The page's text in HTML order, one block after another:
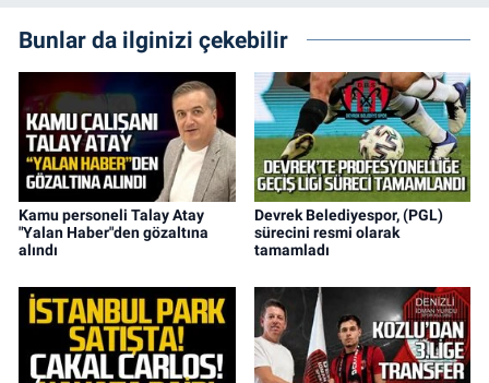
Bunlar da ilginizi çekebilir
Kamu personeli Talay Atay
"Yalan Haber"den gözaltına
alındı
Devrek Belediyespor, (PGL)
sürecini resmi olarak
tamamladı